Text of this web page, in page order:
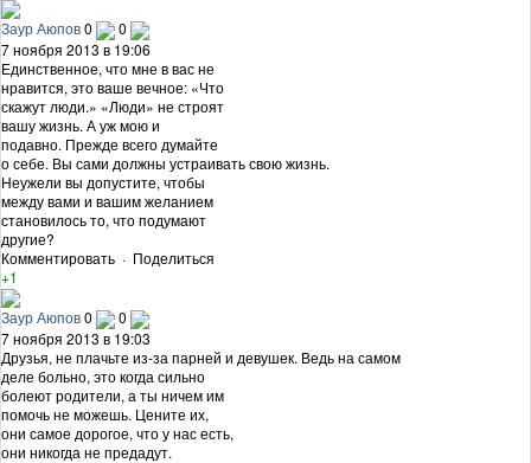
Заур Аюпов0
0
7 ноября 2013 в 19:06
Единственное, что мне в вас не
нравится, это ваше вечное: «Что
скажут люди.» «Люди» не строят
вашу жизнь. А уж мою и
подавно. Прежде всего думайте
о себе. Вы сами должны устраивать свою жизнь.
Неужели вы допустите, чтобы
между вами и вашим желанием
становилось то, что подумают
другие?
Комментировать · Поделиться
+1
Заур Аюпов0
0
7 ноября 2013 в 19:03
Друзья, не плачьте из-за парней и девушек. Ведь на самом
деле больно, это когда сильно
болеют родители, а ты ничем им
помочь не можешь. Цените их,
они самое дорогое, что у нас есть,
они никогда не предадут.